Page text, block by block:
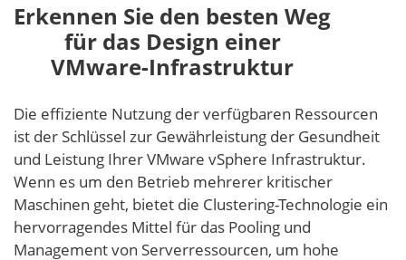
Erkennen Sie den besten Weg
für das Design einer
VMware-Infrastruktur
Die effiziente Nutzung der verfügbaren Ressourcen
ist der Schlüssel zur Gewährleistung der Gesundheit
und Leistung Ihrer VMware vSphere Infrastruktur.
Wenn es um den Betrieb mehrerer kritischer
Maschinen geht, bietet die Clustering-Technologie ein
hervorragendes Mittel für das Pooling und
Management von Serverressourcen, um hohe